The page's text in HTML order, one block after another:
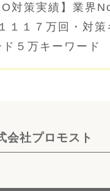
対策実績】業界
１１７万回・対策
ド５万キーワード
会社プロモスト